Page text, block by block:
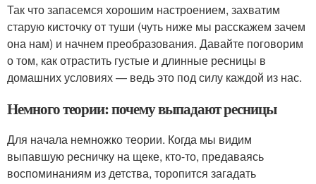
Так что запасемся хорошим настроением, захватим
старую кисточку от туши (чуть ниже мы расскажем зачем
она нам) и начнем преобразования. Давайте поговорим
о том, как отрастить густые и длинные ресницы в
домашних условиях — ведь это под силу каждой из нас.
Немного теории: почему выпадают ресницы
Для начала немножко теории. Когда мы видим
выпавшую ресничку на щеке, кто-то, предаваясь
воспоминаниям из детства, торопится загадать